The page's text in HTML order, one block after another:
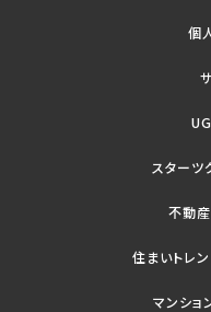
個
スターツ
不動
住まいトレン
マンショ